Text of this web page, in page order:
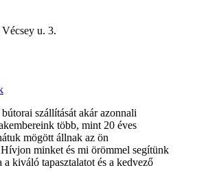
u. 3.
szállítását akár azonnali
több, mint 20 éves
mögött állnak az ön
Hívjon minket és mi örömmel segítünk
a kiváló tapasztalatot és a kedvező